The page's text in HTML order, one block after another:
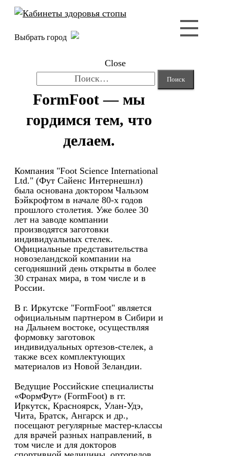
Выбрать город
Close
FormFoot — мы
гордимся тем, что
делаем.
Компания "Foot Science International
Ltd." (Фут Сайенс Интернешнл)
была основана доктором Чальзом
Бэйкрофтом в начале 80-х годов
прошлого столетия. Уже более 30
лет на заводе компании
производятся заготовки
индивидуальных стелек.
Официальные представительства
новозеландской компании на
сегодняшний день открыты в более
30 странах мира, в том числе и в
России.
В г. Иркутске "FormFoot" является
официальным партнером в Сибири и
на Дальнем востоке, осуществляя
формовку заготовок
индивидуальных ортезов-стелек, а
также всех комплектующих
материалов из Новой Зеландии.
Ведущие Российские специалисты
«ФормФут» (FormFoot) в гг.
Иркутск, Красноярск, Улан-Удэ,
Чита, Братск, Ангарск и др.,
посещают регулярные мастер-классы
для врачей разных направлений, в
том числе и для докторов